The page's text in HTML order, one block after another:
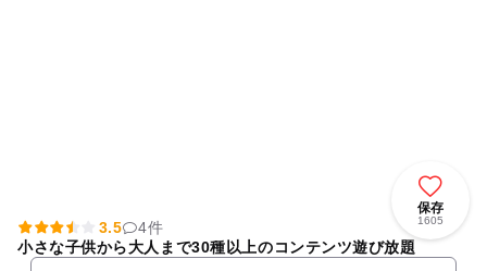
保存
1605
3.5
4件
小さな子供から大人まで30種以上のコンテンツ遊び放題